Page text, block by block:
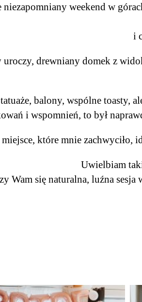
weekend w
i
uroczy, drewniany domek z
balony, wspólne toasty,
i wspomnień, to był
miejsce, które mnie zachwyciło,
Uwielbiam
Wam się naturalna, luźna